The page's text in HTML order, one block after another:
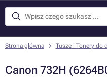
Strona główna Tusze i Tonery do
Canon 732H